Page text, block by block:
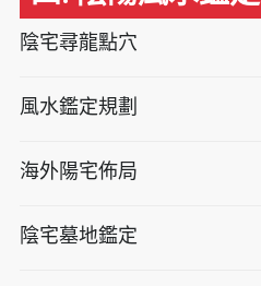
陰宅尋龍點穴
風水鑑定規劃
海外陽宅佈局
陰宅墓地鑑定